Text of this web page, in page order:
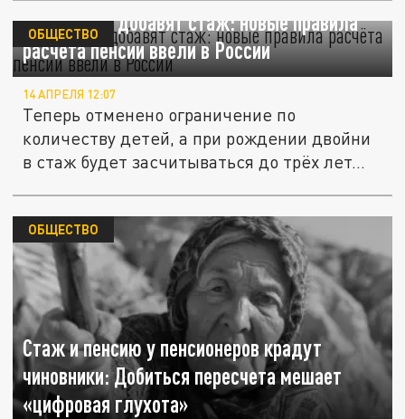
Родителям добавят стаж: новые правила
расчёта пенсии ввели в России
ОБЩЕСТВО
14 АПРЕЛЯ 12:07
Теперь отменено ограничение по
количеству детей, а при рождении двойни
в стаж будет засчитываться до трёх лет...
Стаж и пенсию у пенсионеров крадут
чиновники: Добиться пересчета мешает
«цифровая глухота»
ОБЩЕСТВО